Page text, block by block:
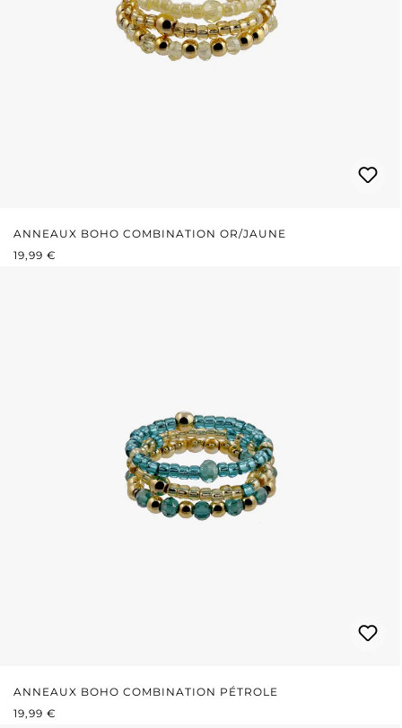
ANNEAUX BOHO COMBINATION OR/JAUNE
PRIX RÉGULIER :
19,99 €
ANNEAUX BOHO COMBINATION PÉTROLE
PRIX RÉGULIER :
19,99 €